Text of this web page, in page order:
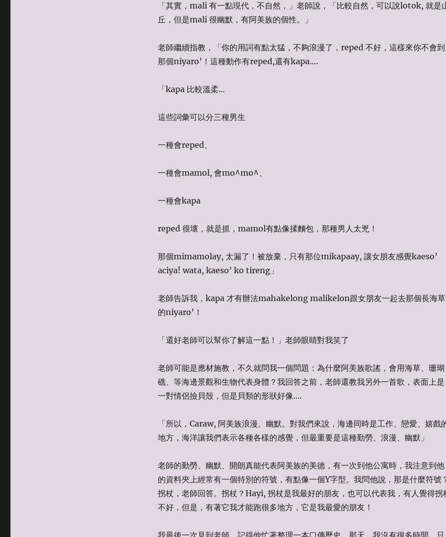
「其實，mali 有一點現代，不自然，」老師說，「比較自然，可以說lotok, 就是
丘，但是mali 很幽默，有阿美族的個性。」
老師繼續指教，「你的用詞有點太猛，不夠浪漫了，reped 不好，這樣來你不會到
那個niyaro’！這種動作有reped,還有kapa….
「kapa 比較溫柔…
這些詞彙可以分三種男生
一種會reped、
一種會mamol, 會mo^mo^、
一種會kapa
reped 很壞，就是抓，mamol有點像揉麵包，那種男人太兇！
那個mimamolay, 太漏了！被放棄，只有那位mikapaay, 讓女朋友感覺kaeso’
aciya! wata, kaeso’ ko tireng」
老師告訴我，kapa 才有辦法mahakelong malikelon跟女朋友一起去那個長海草
的niyaro’！
「還好老師可以幫你了解這一點！」老師眼睛對我笑了
老師可能是應材施教，不久就問我一個問題：為什麼阿美族歌謠，會用海草、珊瑚
礁、等海邊景觀和生物代表身體？我回答之前，老師還教我另外一首歌，表面上是
一對情侶撿貝殼，但是貝類的形狀好像….
「所以，Caraw, 阿美族浪漫、幽默。對我們來說，海邊同時是工作、戀愛、嬉戲
地方，海洋讓我們表示各種各樣的感覺，但最重要是這種勤勞、浪漫、幽默」
老師的勤勞、幽默、開朗真能代表阿美族的美德，有一次到他公寓時，我注意到他
的資料夾上經常有一個特別的符號，有點像一個Y字型。我問他說，那是什麼符號
拐杖，老師回答。拐杖？Hayi, 拐杖是我最好的朋友，也可以代表我，有人覺得拐
不好，但是，有著它我才能跑很多地方，它是我最愛的朋友！